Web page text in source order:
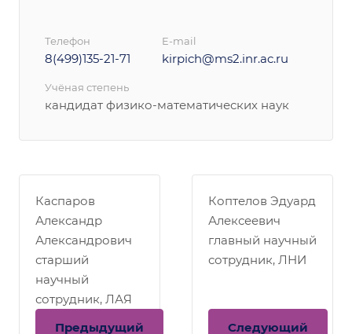
Телефон
8(499)135-21-71
E-mail
kirpich@ms2.inr.ac.ru
Учёная степень
кандидат физико-математических наук
Каспаров
Александр
Александрович
старший
научный
сотрудник, ЛАЯ
Предыдущий
Коптелов Эдуард
Алексеевич
главный научный
сотрудник, ЛНИ
Следующий